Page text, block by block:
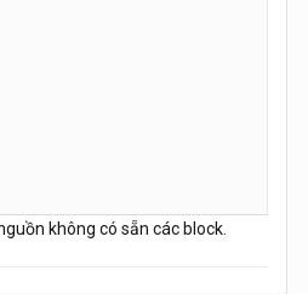
không có sẵn các block.